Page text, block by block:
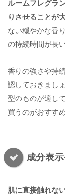
ルームフレグラ
りさせることが
ない穏やかな香
の持続時間が長
香りの強さや持
認しておきまし
型のものが適し
買うのがおすすめ
成分表
肌に直接触れな